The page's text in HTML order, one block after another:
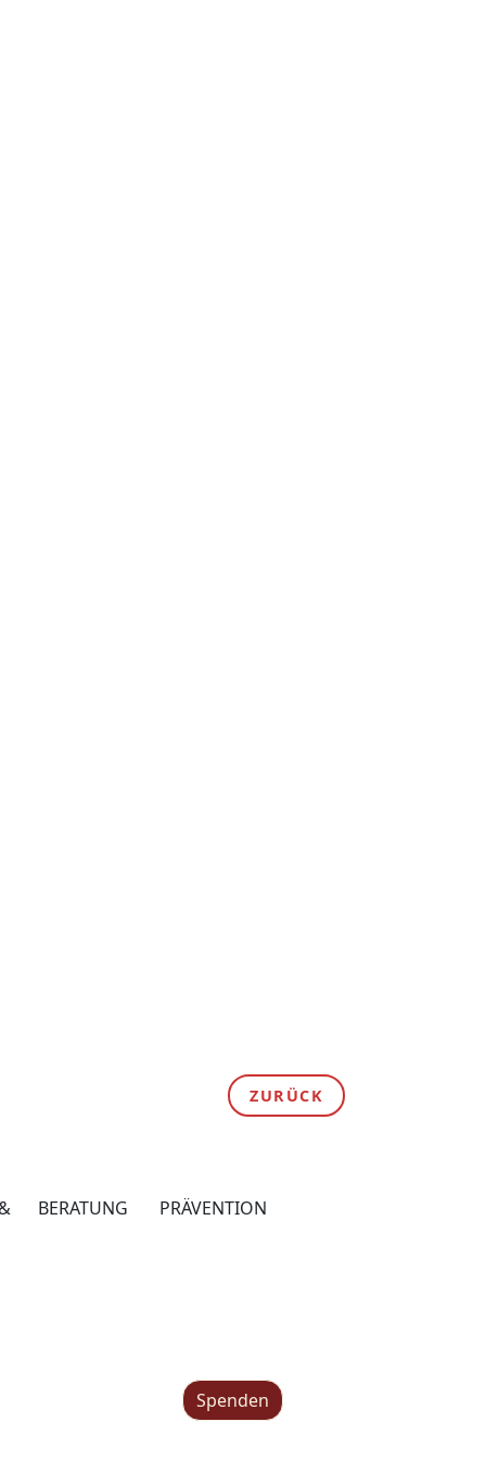
ZURÜCK
BERATUNG PRÄVENTION
Spenden